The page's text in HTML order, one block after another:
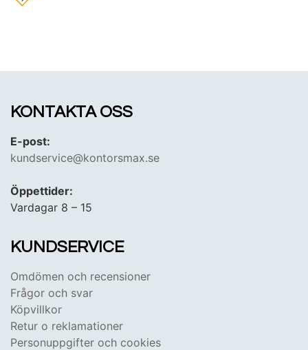
KONTAKTA OSS
E-post:
kundservice@kontorsmax.se
Öppettider:
Vardagar 8 – 15
KUNDSERVICE
Omdömen och recensioner
Frågor och svar
Köpvillkor
Retur o reklamationer
Personuppgifter och cookies